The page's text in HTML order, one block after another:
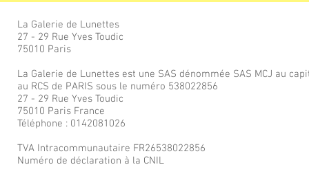
La Galerie de Lunettes
27 - 29 Rue Yves Toudic
75010 Paris
La Galerie de Lunettes est une SAS dénommée SAS MCJ au
au RCS de PARIS sous le numéro 538022856
27 - 29 Rue Yves Toudic
75010 Paris France
Téléphone : 0142081026
TVA Intracommunautaire FR26538022856
Numéro de déclaration à la CNIL